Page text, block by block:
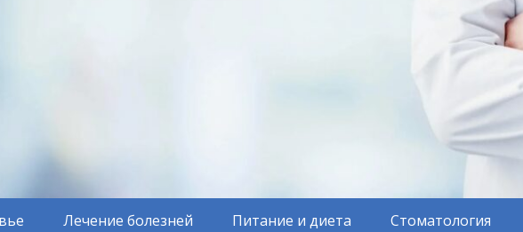
Лечение болезней Питание и диета Стоматология